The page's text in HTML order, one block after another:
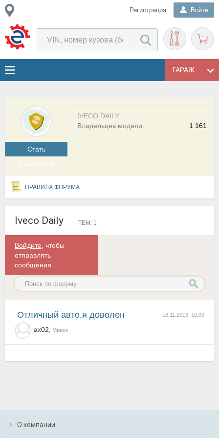
Регистрация Войти
ГАРАЖ
Cтать
участником
IVECO DAILY
1 161
Владельцев модели:
ПРАВИЛА ФОРУМА
Iveco Daily ТЕМ: 1
Войдите , чтобы
отправлять
сообщения.
16.11.2013, 10:09
Отличный авто,я доволен
ax02, Минск
О компании